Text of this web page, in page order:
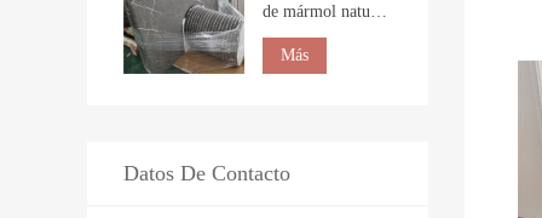
de mármol natural
Más
Datos De Contacto